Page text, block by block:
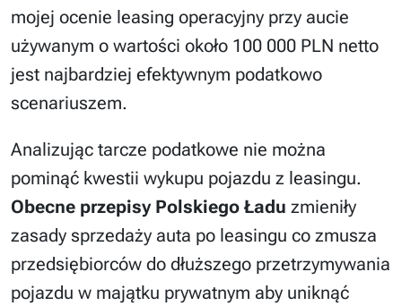
mojej ocenie leasing operacyjny przy aucie
używanym o wartości około 100 000 PLN netto
jest najbardziej efektywnym podatkowo
scenariuszem.
Analizując tarcze podatkowe nie można
pominąć kwestii wykupu pojazdu z leasingu.
Obecne przepisy Polskiego Ładu zmieniły
zasady sprzedaży auta po leasingu co zmusza
przedsiębiorców do dłuższego przetrzymywania
pojazdu w majątku prywatnym aby uniknąć